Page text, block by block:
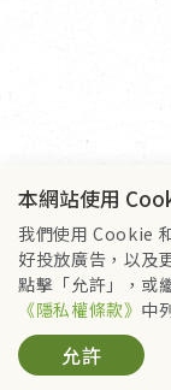
本網站使用
我們使用 Cookie
好投放廣告，以及
點擊「允許」，或
《隱私權條款》 中
允許